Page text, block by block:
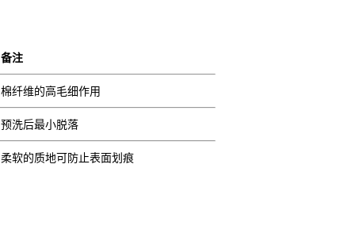
备注
棉纤维的高毛细作用
预洗后最小脱落
柔软的质地可防止表面划痕